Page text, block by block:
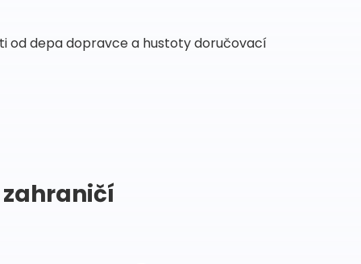
od depa dopravce a hustoty doručovací